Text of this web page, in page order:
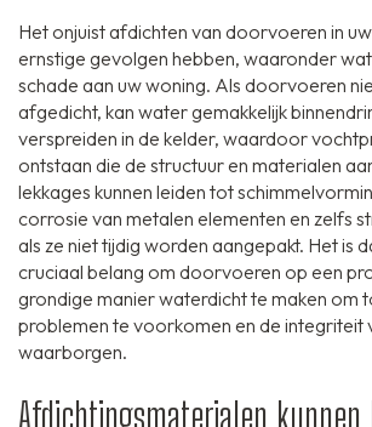
Het onjuist afdichten van doorvoeren in
ernstige gevolgen hebben, waaronder
schade aan uw woning. Als doorvoeren
afgedicht, kan water gemakkelijk
verspreiden in de kelder, waardoor
ontstaan die de structuur en materialen
lekkages kunnen leiden tot
corrosie van metalen elementen en zelfs
als ze niet tijdig worden aangepakt. Het is
cruciaal belang om doorvoeren op een
grondige manier waterdicht te maken om
problemen te voorkomen en de integriteit
waarborgen.